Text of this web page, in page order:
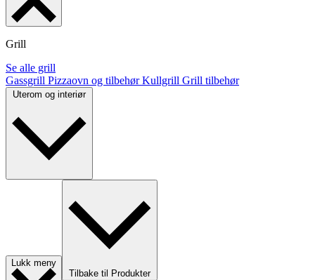
Grill
Se alle grill
Gassgrill Pizzaovn og tilbehørKullgrill Grill tilbehør
Uterom og interiør
Lukk meny
Tilbake til Produkter